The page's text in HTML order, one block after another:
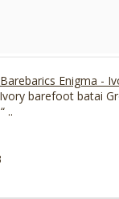
Enigma -
barefoot batai
..